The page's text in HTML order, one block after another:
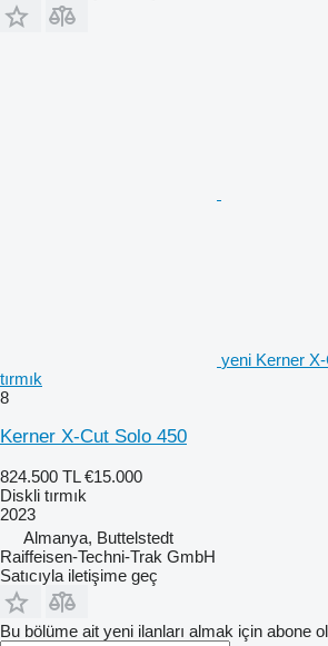
yeni Kerner
tırmık
8
Kerner X-Cut Solo 450
824.500 TL €15.000
Diskli tırmık
2023
Almanya, Buttelstedt
Raiffeisen-Techni-Trak GmbH
Satıcıyla iletişime geç
Bu bölüme ait yeni ilanları almak için abone